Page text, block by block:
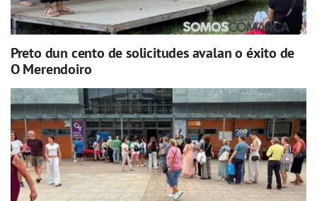
Preto dun cento de solicitudes avalan o éxito de
O Merendoiro